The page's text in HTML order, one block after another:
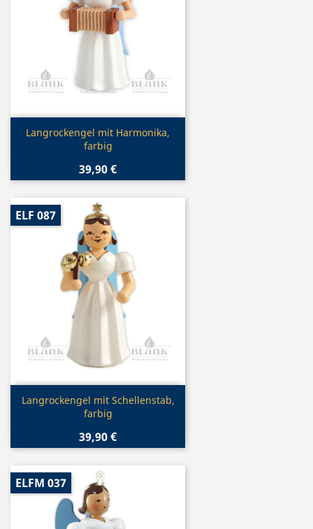
Vorschau
Langrockengel mit Harmonika,
farbig
39,90 €
Vorschau
Langrockengel mit Schellenstab,
farbig
39,90 €
ELF 087
ELFM 037